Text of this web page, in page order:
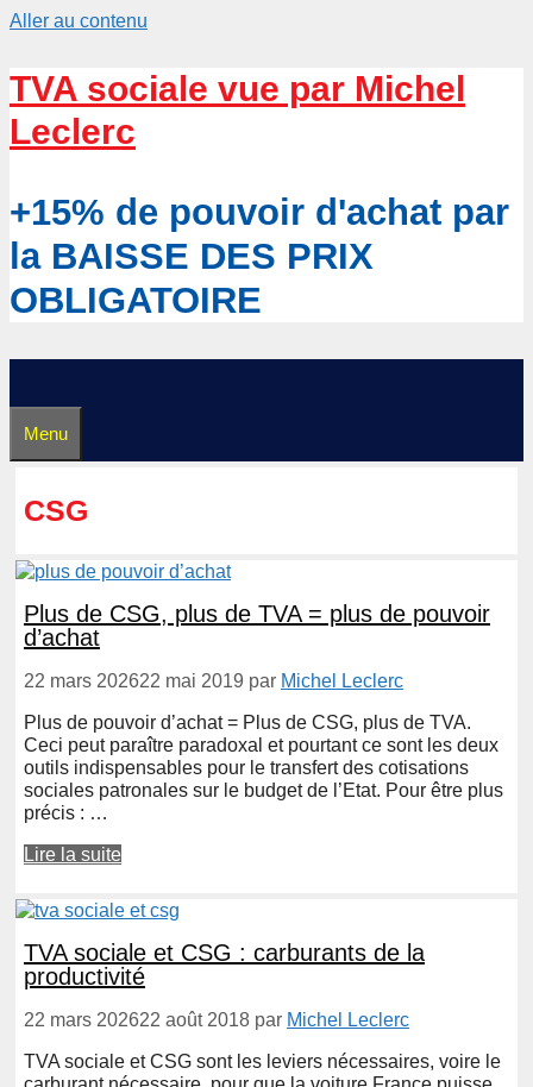
Aller au contenu
TVA sociale vue par Michel
Leclerc
+15% de pouvoir d'achat par
la BAISSE DES PRIX
OBLIGATOIRE
Menu
CSG
Plus de CSG, plus de TVA = plus de pouvoir
d’achat
22 mars 202622 mai 2019 par Michel Leclerc
Plus de pouvoir d’achat = Plus de CSG, plus de TVA.
Ceci peut paraître paradoxal et pourtant ce sont les deux
outils indispensables pour le transfert des cotisations
sociales patronales sur le budget de l’Etat. Pour être plus
précis : …
Lire la suite
TVA sociale et CSG : carburants de la
productivité
22 mars 202622 août 2018 par Michel Leclerc
TVA sociale et CSG sont les leviers nécessaires, voire le